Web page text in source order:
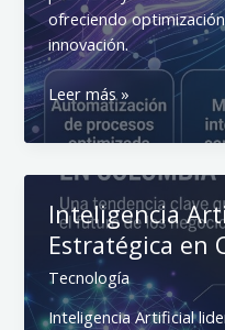
ofreciendo
innovación.
Gemini
Enterprise:
Agentes
de
Google
Transforman
Negocios
Leer más »
Inteligencia
Estratégica en
Tecnología
Inteligencia Artificial